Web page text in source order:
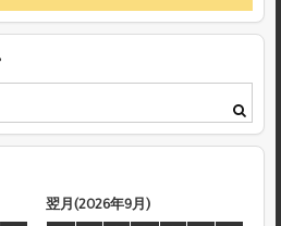
翌月(2026年9月)